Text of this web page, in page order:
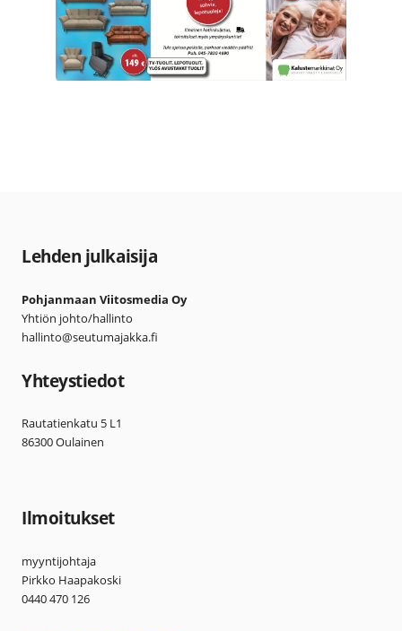
Lehden julkaisija
Pohjanmaan Viitosmedia Oy
Yhtiön johto/hallinto
hallinto@seutumajakka.fi
Yhteystiedot
Rautatienkatu 5 L1
86300 Oulainen
Ilmoitukset
myyntijohtaja
Pirkko Haapakoski
0440 470 126